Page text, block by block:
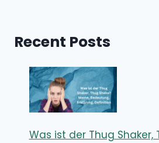
Recent Posts
Was ist der Thug Shaker,